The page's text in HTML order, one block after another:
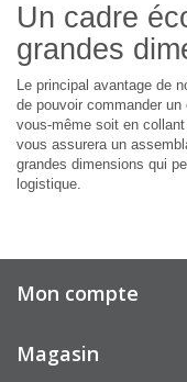
Un cadre
grandes
Le principal avantage de
de pouvoir commander
vous-même soit en
vous assurera un
grandes dimensions qui
logistique.
Mon compte
Magasin